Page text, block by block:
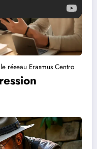
réseau Erasmus Centro